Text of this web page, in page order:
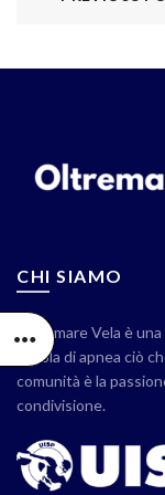
CHI SIAMO
Oltremare Vela è
scuola di apnea ciò
comunità è la
condivisione.